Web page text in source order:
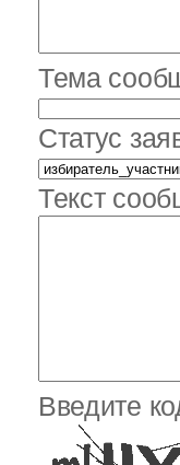
Тема
Статус
Текст
Введите